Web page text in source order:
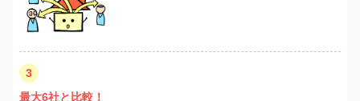
3
最大6社と比較！